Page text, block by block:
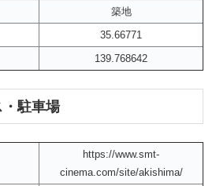
築地
35.66771
139.768642
駐車場
https://www.smt-
cinema.com/site/akishima/